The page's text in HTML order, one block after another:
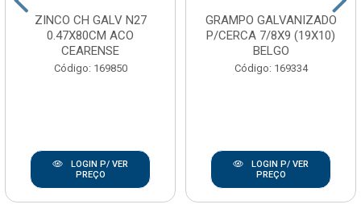
ZINCO CH GALV N27
0.47X80CM ACO
CEARENSE
Código: 169850
LOGIN P/ VER
PREÇO
GRAMPO GALVANIZADO
P/CERCA 7/8X9 (19X10)
BELGO
Código: 169334
LOGIN P/ VER
PREÇO